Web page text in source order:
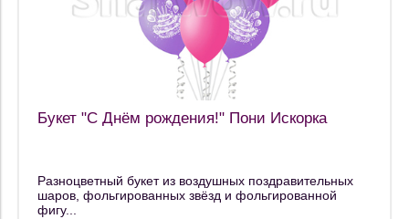
Букет "С Днём рождения!" Пони Искорка
Разноцветный букет из воздушных поздравительных
шаров, фольгированных звёзд и фольгированной
фигу...